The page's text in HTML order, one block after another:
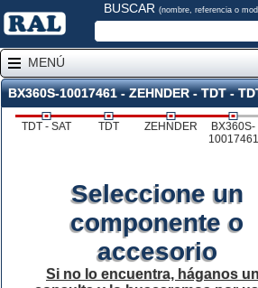
BUSCAR (nombre, referencia o
MENÚ
BX360S-10017461 - ZEHNDER - TDT -
TDT - SAT TDT ZEHNDER
BX360S-
10017461
Seleccione un
componente o
accesorio
Si no lo encuentra, háganos